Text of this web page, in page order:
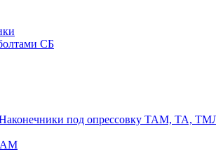
СБ
под опрессовку ТАМ, ТА,